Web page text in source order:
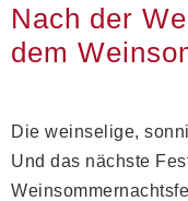
Nach der
dem
Die weinselige,
Und das nächste